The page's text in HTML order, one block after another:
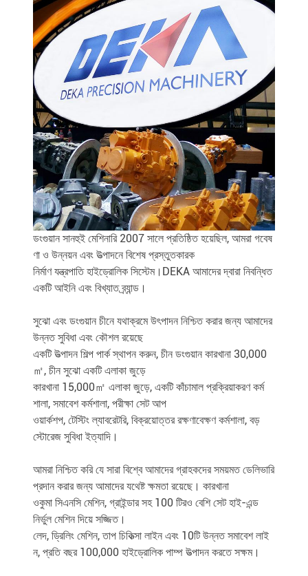
ডংগুয়ান সানহুই মেশিনারি 2007 সালে প্রতিষ্ঠিত হয়েছিল, আমরা গবেষ
ণা ও উন্নয়ন এবং উত্পাদনে বিশেষ প্রস্তুতকারক
নির্মাণ যন্ত্রপাতি হাইড্রোলিক সিস্টেম।DEKA আমাদের দ্বারা নিবন্ধিত
একটি আইনি এবং বিখ্যাত ব্র্যান্ড।
সুঝো এবং ডংগুয়ান চীনে যথাক্রমে উৎপাদন নিশ্চিত করার জন্য আমাদের
উন্নত সুবিধা এবং কৌশল রয়েছে
একটি উত্পাদন শিল্প পার্ক স্থাপন করুন, চীন ডংগুয়ান কারখানা 30,000
㎡, চীন সুঝো একটি এলাকা জুড়ে
কারখানা 15,000㎡ এলাকা জুড়ে, একটি কাঁচামাল প্রক্রিয়াকরণ কর্ম
শালা, সমাবেশ কর্মশালা, পরীক্ষা সেট আপ
ওয়ার্কশপ, টেস্টিং ল্যাবরেটরি, বিক্রয়োত্তর রক্ষণাবেক্ষণ কর্মশালা, বড়
স্টোরেজ সুবিধা ইত্যাদি।
আমরা নিশ্চিত করি যে সারা বিশ্বে আমাদের গ্রাহকদের সময়মত ডেলিভারি
প্রদান করার জন্য আমাদের যথেষ্ট ক্ষমতা রয়েছে। কারখানা
ওকুমা সিএনসি মেশিন, গ্রাইন্ডার সহ 100 টিরও বেশি সেট হাই-এন্ড
নির্ভুল মেশিন দিয়ে সজ্জিত।
লেদ, ড্রিলিং মেশিন, তাপ চিকিত্সা লাইন এবং 10টি উন্নত সমাবেশ লাই
ন, প্রতি বছর 100,000 হাইড্রোলিক পাম্প উত্পাদন করতে সক্ষম।